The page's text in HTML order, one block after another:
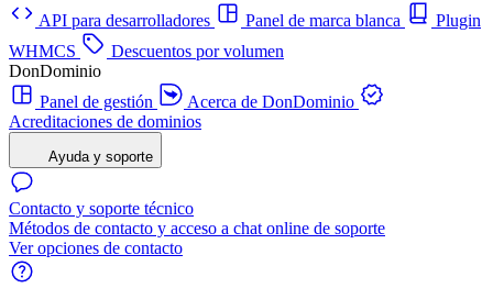
API para desarrolladores
Panel de marca blanca
Plugin
WHMCS
Descuentos por volumen
DonDominio
Panel de gestión
Acerca de DonDominio
Acreditaciones de dominios
Ayuda y soporte
Contacto y soporte técnico
Métodos de contacto y acceso a chat online de soporte
Ver opciones de contacto